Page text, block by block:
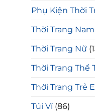
Phụ Kiện Thời
Thời Trang Nam
Thời Trang Nữ
Thời Trang Thể
Thời Trang Trẻ
Túi Ví(86)